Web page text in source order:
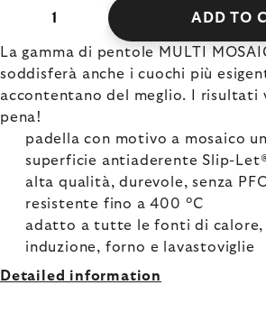
ADD TO
La gamma di pentole MULTI
soddisferà anche i cuochi più
accontentano del meglio. I risultati
pena!
padella con motivo a mosaico
superficie antiaderente Slip-
alta qualità, durevole, senza
resistente fino a 400 °C
adatto a tutte le fonti di calore,
induzione, forno e lavastoviglie
Detailed information